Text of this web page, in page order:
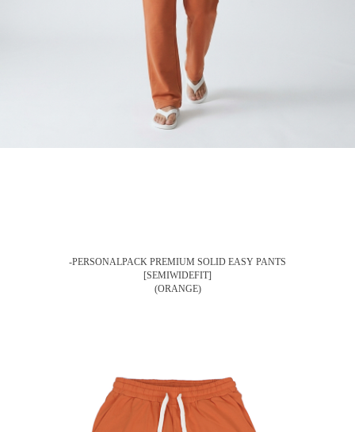
-PERSONALPACK PREMIUM SOLID EASY PANTS
[SEMIWIDEFIT]
(ORANGE)